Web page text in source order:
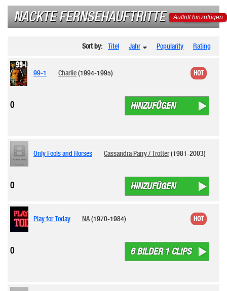
NACKTE FERNSEHAUFTRITTE Auftritt hinzufügen
Sort by: Titel Jahr Popularity Rating
99-1 Charlie(1994-1995)
HINZUFÜGEN
0
HOT
Only Fools and Horses Cassandra Parry / Trotter(1981-2003)
HINZUFÜGEN
0
Play for Today NA(1970-1984)
6 BILDER 1 CLIPS
0
HOT